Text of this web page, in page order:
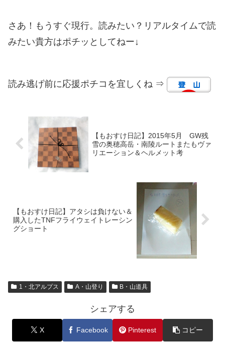
さあ！もうすぐ現行。読みたい？リアルタイムで読
みたい貴方はポチッとしてねー↓
読み逃げ前に応援ポチコを宜しくね ⇒
【もおすけ日記】2015年5月 GW残
雪の奥穂高岳・南陵ルートまたもヴァ
リエーション＆ヘルメット考
【もおすけ日記】アタシは負けない＆
購入したTNFフライウェイトレーシン
グショート
1・北アルプス A・山登り B・山道具
シェアする
X Facebook Pinterest コピー